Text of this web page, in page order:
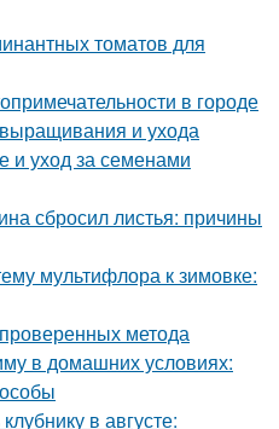
томатов для
в городе
и ухода
уход за семенами
сбросил листья: причины
мультифлора к зимовке:
метода
в домашних условиях:
в августе: